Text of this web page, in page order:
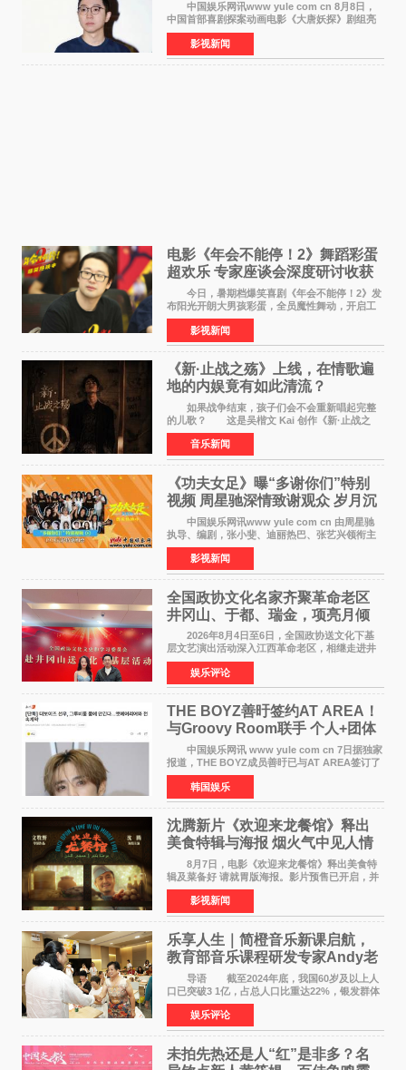
中国娱乐网讯www yule com cn 8月8日，
中国首部喜剧探案动画电影《大唐妖探》剧组亮
相西安，举办线下见面会活动。导演程腾、联合
导演黄珉、总制片人曹紫建、制片人李莹莹、领
衔声音出演雷淞然
影视新闻
电影《年会不能停！2》舞蹈彩蛋
超欢乐 专家座谈会深度研讨收获
满满
今日，暑期档爆笑喜剧《年会不能停！2》发
布阳光开朗大男孩彩蛋，全员魔性舞动，开启工
位狂欢模式。影片于昨日同步举办专家座谈会，
导演董润年、总制片人应萝佳出席现场，与一众
业内、学界专家
影视新闻
《新·止战之殇》上线，在情歌遍
地的内娱竟有如此清流？
如果战争结束，孩子们会不会重新唱起完整
的儿歌？ 这是吴楷文 Kai 创作《新·止战之
殇》时最初的想法。 从伊朗相关冲突引发的
地区局势，到世界各地仍在发生的动荡与不安，
战争从来不只
音乐新闻
《功夫女足》曝“多谢你们”特别
视频 周星驰深情致谢观众 岁月沉
淀不灭初心
中国娱乐网讯www yule com cn 由周星驰
执导、编剧，张小斐、迪丽热巴、张艺兴领衔主
演，刘嘉玲、佐藤健特别出演，艾米、雪野、蔡
思贝、胡予安、倪好特别介绍的喜剧电影《功夫
女足》释出多谢你
影视新闻
全国政协文化名家齐聚革命老区
井冈山、于都、瑞金，项亮月倾
情献唱《桃花谣》致敬红色沃土
2026年8月4日至6日，全国政协送文化下基
层文艺演出活动深入江西革命老区，相继走进井
冈山、于都长征出发地、瑞金三地。由全国政协
文化文史和学习委员会副主任、甘肃省政协原主
席欧阳坚率团，一
娱乐评论
THE BOYZ善旴签约AT AREA！
与Groovy Room联手 个人+团体
活动并行
中国娱乐网讯 www yule com cn 7日据独家
报道，THE BOYZ成员善旴已与AT AREA签订了
专属合约。AT AREA是由知名制作人组合
Groovy Room创立的hip-hop厂牌，旗下拥有多
位实力派音乐人，在韩
韩国娱乐
沈腾新片《欢迎来龙餐馆》释出
美食特辑与海报 烟火气中见人情
温暖
8月7日，电影《欢迎来龙餐馆》释出美食特
辑及菜备好 请就胃版海报。影片预售已开启，并
将于8月8日至10日14:00-21:00举行全国超前点
映。电影《欢迎来龙餐馆》作为战争美食喜剧大
片，讲述了中国
影视新闻
乐享人生｜简橙音乐新课启航，
教育部音乐课程研发专家Andy老
师重磅入驻领航银龄琴声
导语 截至2024年底，我国60岁及以上人
口已突破3 1亿，占总人口比重达22%，银发群体
的精神文化需求日益凸显。2024年1月，国务院办
公厅印发《关于发展银发经济增进老年人福祉的
意见》——这是
娱乐评论
未拍先热还是人“红”是非多？名